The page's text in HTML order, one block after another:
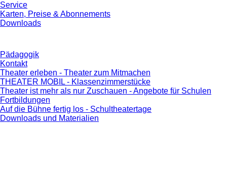
Service
Karten, Preise & Abonnements
Downloads
Pädagogik
Kontakt
Theater erleben - Theater zum Mitmachen
THEATER MOBIL - Klassenzimmerstücke
Theater ist mehr als nur Zuschauen - Angebote für Schulen
Fortbildungen
Auf die Bühne fertig los - Schultheatertage
Downloads und Materialien